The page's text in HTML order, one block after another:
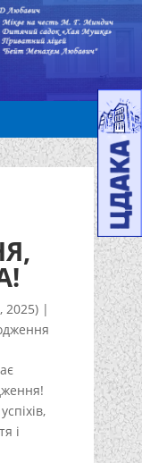
2025) |
і